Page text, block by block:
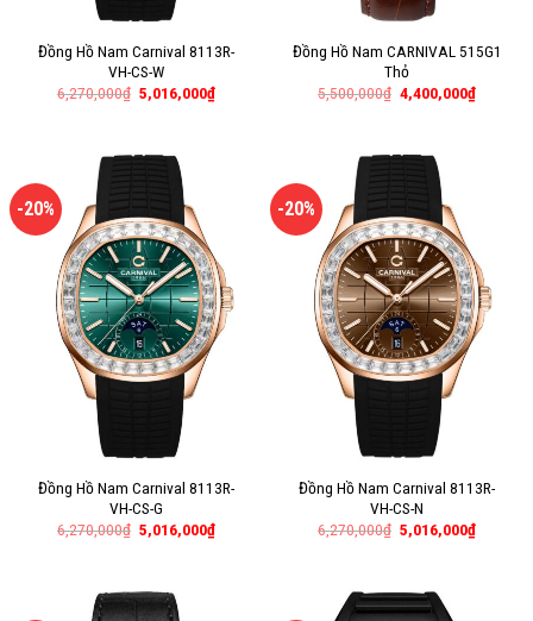
Đồng Hồ Nam Carnival 8113R-
VH-CS-W
6,270,000₫ 5,016,000₫
Đồng Hồ Nam CARNIVAL 515G1
Thỏ
5,500,000₫ 4,400,000₫
-20%
Đồng Hồ Nam Carnival 8113R-
VH-CS-G
6,270,000₫ 5,016,000₫
-20%
Đồng Hồ Nam Carnival 8113R-
VH-CS-N
6,270,000₫ 5,016,000₫